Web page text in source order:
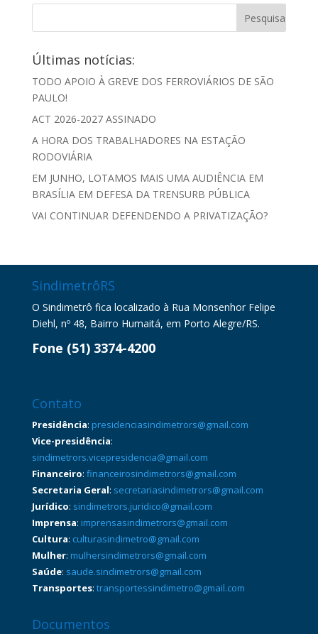
Últimas notícias:
TODO APOIO À GREVE DOS FERROVIÁRIOS DE SÃO
PAULO!
ACT 2026-2027 ASSINADO
A HORA DOS TRABALHADORES NA ESTAÇÃO
RODOVIÁRIA
EM JUNHO, LOTAMOS MAIS UMA AUDIÊNCIA EM
BRASÍLIA EM DEFESA DA TRENSURB PÚBLICA
VAI CONTINUAR DEFENDENDO A PRIVATIZAÇÃO?
SindimetrôRS
O Sindimetrô fica localizado à Rua Monsenhor Felipe
Diehl, nº 48, Bairro Humaitá, em Porto Alegre/RS.
Fone (51) 3374-4200
Contato
Presidência: presidenciasindimetrors@gmail.com
Vice-presidência:
sindimetrors.vicepresidencia@gmail.com
Financeiro: financeirosindimetrors@gmail.com
Secretaria Geral: secretariasindimetrors@gmail.com
Jurídico: sindimetrors.juridico@gmail.com
Imprensa: imprensasindimetrors@gmail.com
Cultura: culturasindimetro@gmail.com
Mulher: mulhersindimetrors@gmail.com
Saúde: saude.sindimetrors@gmail.com
Transportes: transportessindimetro@gmail.com
Documentos